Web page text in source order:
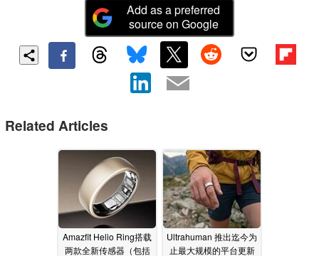
Add as a preferred
source on Google
Related Articles
Amazfit Helio Ring搭载
两款全新传感器（包括
Ultrahuman 推出迄今为
止最大规模的平台更新